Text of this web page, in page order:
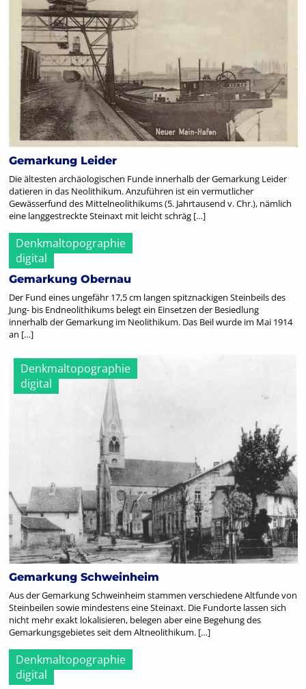
Gemarkung Leider
Die ältesten archäologischen Funde innerhalb der Gemarkung Leider
datieren in das Neolithikum. Anzuführen ist ein vermutlicher
Gewässerfund des Mittelneolithikums (5. Jahrtausend v. Chr.), nämlich
eine langgestreckte Steinaxt mit leicht schräg […]
Denkmaltopographie
digital
Gemarkung Obernau
Der Fund eines ungefähr 17,5 cm langen spitznackigen Steinbeils des
Jung- bis Endneolithikums belegt ein Einsetzen der Besiedlung
innerhalb der Gemarkung im Neolithikum. Das Beil wurde im Mai 1914
an […]
Denkmaltopographie
digital
Gemarkung Schweinheim
Aus der Gemarkung Schweinheim stammen verschiedene Altfunde von
Steinbeilen sowie mindestens eine Steinaxt. Die Fundorte lassen sich
nicht mehr exakt lokalisieren, belegen aber eine Begehung des
Gemarkungsgebietes seit dem Altneolithikum. […]
Denkmaltopographie
digital